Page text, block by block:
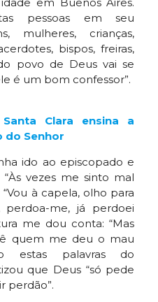
pessoas em seu
mulheres, crianças,
bispos, freiras,
povo de Deus vai se
é um bom confessor”.
Clara ensina a
do Senhor
ido ao episcopado e
vezes me sinto mal
à capela, olho para
perdoa-me, já perdoei
me dou conta: “Mas
quem me deu o mau
estas palavras do
que Deus “só pede
perdão”.